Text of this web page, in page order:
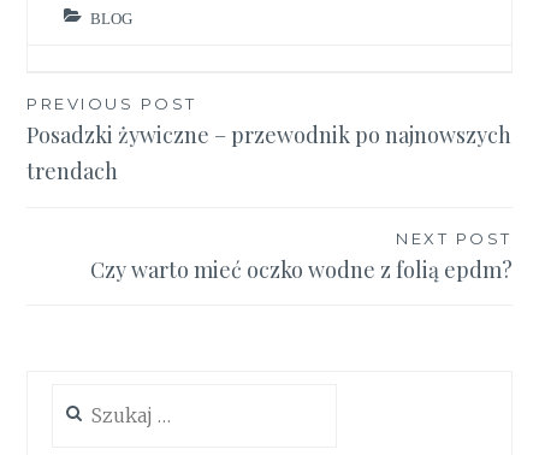
BLOG
Nawigacja
wpisu
PREVIOUS POST
Posadzki żywiczne – przewodnik po najnowszych
trendach
NEXT POST
Czy warto mieć oczko wodne z folią epdm?